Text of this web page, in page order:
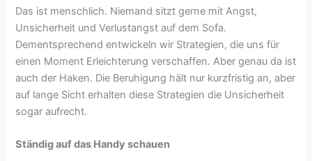
Das ist menschlich. Niemand sitzt gerne mit Angst,
Unsicherheit und Verlustangst auf dem Sofa.
Dementsprechend entwickeln wir Strategien, die uns für
einen Moment Erleichterung verschaffen. Aber genau da ist
auch der Haken. Die Beruhigung hält nur kurzfristig an, aber
auf lange Sicht erhalten diese Strategien die Unsicherheit
sogar aufrecht.
Ständig auf das Handy schauen